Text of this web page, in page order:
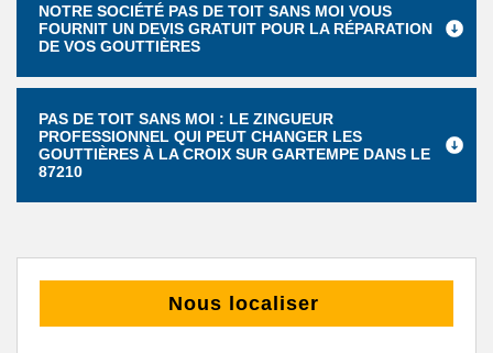
NOTRE SOCIÉTÉ PAS DE TOIT SANS MOI VOUS
FOURNIT UN DEVIS GRATUIT POUR LA RÉPARATION
DE VOS GOUTTIÈRES
PAS DE TOIT SANS MOI : LE ZINGUEUR
PROFESSIONNEL QUI PEUT CHANGER LES
GOUTTIÈRES À LA CROIX SUR GARTEMPE DANS LE
87210
Nous localiser